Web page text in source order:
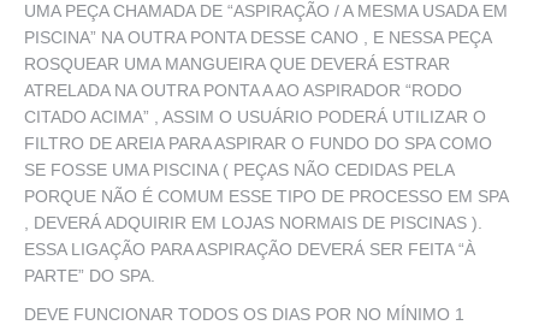
UMA PEÇA CHAMADA DE “ASPIRAÇÃO / A MESMA USADA EM
PISCINA” NA OUTRA PONTA DESSE CANO , E NESSA PEÇA
ROSQUEAR UMA MANGUEIRA QUE DEVERÁ ESTRAR
ATRELADA NA OUTRA PONTA A AO ASPIRADOR “RODO
CITADO ACIMA” , ASSIM O USUÁRIO PODERÁ UTILIZAR O
FILTRO DE AREIA PARA ASPIRAR O FUNDO DO SPA COMO
SE FOSSE UMA PISCINA ( PEÇAS NÃO CEDIDAS PELA
PORQUE NÃO É COMUM ESSE TIPO DE PROCESSO EM SPA
, DEVERÁ ADQUIRIR EM LOJAS NORMAIS DE PISCINAS ).
ESSA LIGAÇÃO PARA ASPIRAÇÃO DEVERÁ SER FEITA “À
PARTE” DO SPA.
DEVE FUNCIONAR TODOS OS DIAS POR NO MÍNIMO 1